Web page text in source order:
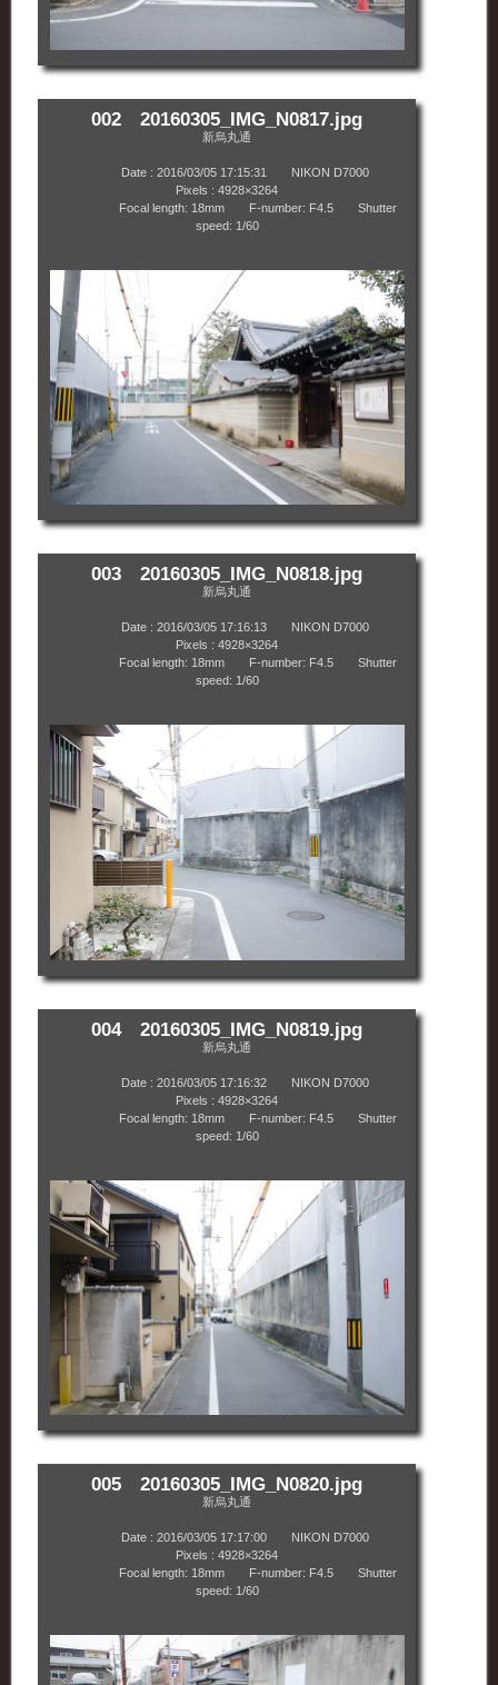
002 20160305_IMG_N0817.jpg
新烏丸通
Date : 2016/03/05 17:15:31 NIKON D7000
Pixels : 4928×3264
Focal length: 18mm F-number: F4.5 Shutter
speed: 1/60
003 20160305_IMG_N0818.jpg
新烏丸通
Date : 2016/03/05 17:16:13 NIKON D7000
Pixels : 4928×3264
Focal length: 18mm F-number: F4.5 Shutter
speed: 1/60
004 20160305_IMG_N0819.jpg
新烏丸通
Date : 2016/03/05 17:16:32 NIKON D7000
Pixels : 4928×3264
Focal length: 18mm F-number: F4.5 Shutter
speed: 1/60
005 20160305_IMG_N0820.jpg
新烏丸通
Date : 2016/03/05 17:17:00 NIKON D7000
Pixels : 4928×3264
Focal length: 18mm F-number: F4.5 Shutter
speed: 1/60